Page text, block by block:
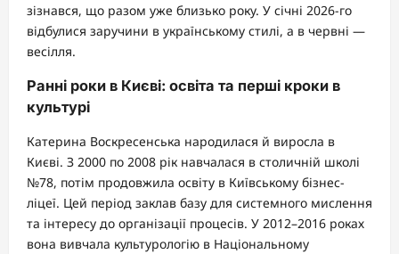
зізнався, що разом уже близько року. У січні 2026-го
відбулися заручини в українському стилі, а в червні —
весілля.
Ранні роки в Києві: освіта та перші кроки в
культурі
Катерина Воскресенська народилася й виросла в
Києві. З 2000 по 2008 рік навчалася в столичній школі
№78, потім продовжила освіту в Київському бізнес-
ліцеї. Цей період заклав базу для системного мислення
та інтересу до організації процесів. У 2012–2016 роках
вона вивчала культурологію в Національному